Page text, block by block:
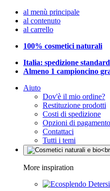
al menù principale
al contenuto
al carrello
100% cosmetici naturali
Italia: spedizione
Almeno 1 campioncino
Aiuto
Dov'è il mio ordine?
Restituzione prodotti
Costi di spedizione
Opzioni di pagamento
Contattaci
Tutti i temi
More inspiration